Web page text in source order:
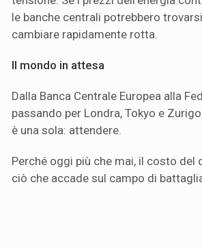
le banche centrali potrebbero
cambiare rapidamente rotta.
Il mondo in attesa
Dalla Banca Centrale Europea alla
passando per Londra, Tokyo e
è una sola: attendere.
Perché oggi più che mai, il costo del
ciò che accade sul campo di